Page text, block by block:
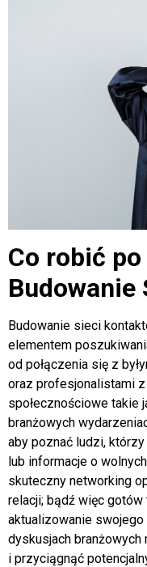
Co robić
Budowanie
Budowanie sieci
elementem
od połączenia się z
oraz profesjonalistami
społecznościowe takie
branżowych
aby poznać ludzi,
lub informacje o
skuteczny networking
relacji; bądź więc gotów
aktualizowanie
dyskusjach
i przyciągnąć